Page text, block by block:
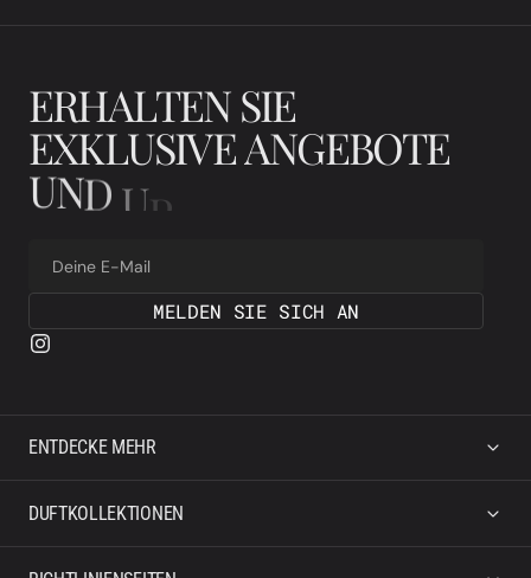
ERHALTENSIE
EXKLUSIVEANGEBOTE
UNDUP
Deine E-Mail
MELDEN SIE SICH AN
ENTDECKE MEHR
DUFTKOLLEKTIONEN